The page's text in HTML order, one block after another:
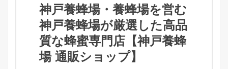
神戸養蜂場・養蜂場を営む
神戸養蜂場が厳選した高品
質な蜂蜜専門店【神戸養蜂
場 通販ショップ】